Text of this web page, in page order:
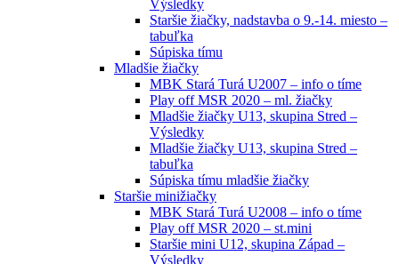
Výsledky
Staršie žiačky, nadstavba o 9.-14. miesto –
tabuľka
Súpiska tímu
Mladšie žiačky
MBK Stará Turá U2007 – info o tíme
Play off MSR 2020 – ml. žiačky
Mladšie žiačky U13, skupina Stred –
Výsledky
Mladšie žiačky U13, skupina Stred –
tabuľka
Súpiska tímu mladšie žiačky
Staršie minižiačky
MBK Stará Turá U2008 – info o tíme
Play off MSR 2020 – st.mini
Staršie mini U12, skupina Západ –
Výsledky